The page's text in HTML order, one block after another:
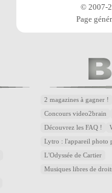
© 2007-
Page
2 magazines à gagner !
Concours video2brain
Découvrez les FAQ !
Lytro : l'appareil photo
L'Odyssée de Cartier
Musiques libres de